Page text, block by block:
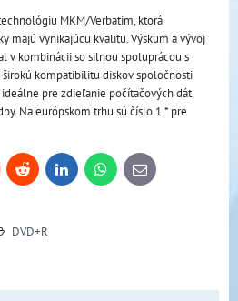
MKM/Verbatim, ktorá
majú vynikajúcu kvalitu. Výskum a vývoj
v kombinácii so silnou spoluprácou s
kompatibilitu diskov spoločnosti
pre zdieľanie počítačových dát,
Na európskom trhu sú číslo 1 * pre
Reddit LinkedInWhatsApp
E-
mail
DVD+R